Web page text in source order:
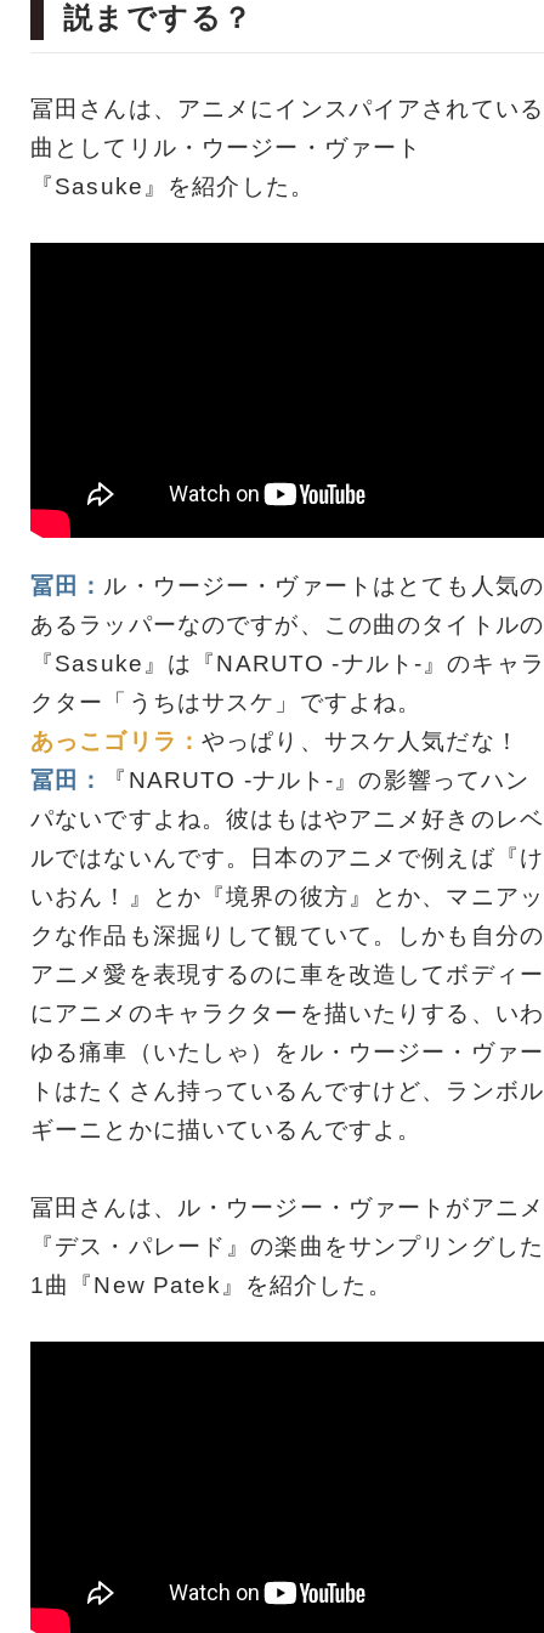
説までする？
冨田さんは、アニメにインスパイアされている
曲としてリル・ウージー・ヴァート
『Sasuke』を紹介した。
冨田： ル・ウージー・ヴァートはとても人気の
あるラッパーなのですが、この曲のタイトルの
『Sasuke』は『NARUTO -ナルト-』のキャラ
クター「うちはサスケ」ですよね。
あっこゴリラ： やっぱり、サスケ人気だな！
冨田：
『NARUTO -ナルト-』の影響ってハン
パないですよね。彼はもはやアニメ好きのレベ
ルではないんです。日本のアニメで例えば『け
いおん！』とか『境界の彼方』とか、マニアッ
クな作品も深掘りして観ていて。しかも自分の
アニメ愛を表現するのに車を改造してボディー
にアニメのキャラクターを描いたりする、いわ
ゆる痛車（いたしゃ）をル・ウージー・ヴァー
トはたくさん持っているんですけど、ランボル
ギーニとかに描いているんですよ。
冨田さんは、ル・ウージー・ヴァートがアニメ
『デス・パレード』の楽曲をサンプリングした
1曲『New Patek』を紹介した。